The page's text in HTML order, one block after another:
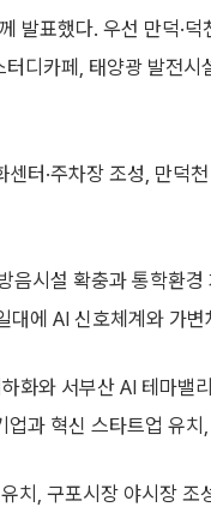
발표했다. 우선 만덕·
디카페, 태양광 발전
터·주차장 조성, 만덕
음시설 확충과 통학환
대에 AI 신호체계와 가
화와 서부산 AI 테마밸
과 혁신 스타트업 유
치, 구포시장 야시장